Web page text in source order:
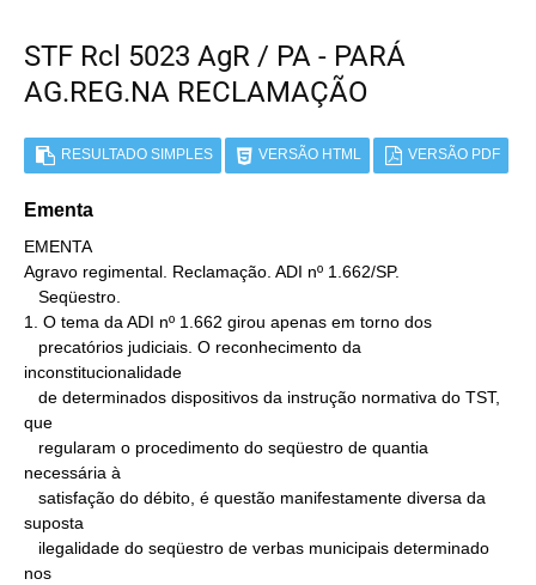
STF Rcl 5023 AgR / PA - PARÁ
AG.REG.NA RECLAMAÇÃO
RESULTADO SIMPLES VERSÃO HTML VERSÃO PDF
Ementa
EMENTA
Agravo regimental. Reclamação. ADI nº 1.662/SP.
1. O tema da ADI nº 1.662 girou apenas em torno dos
inconstitucionalidade
que
necessária à
suposta
nos